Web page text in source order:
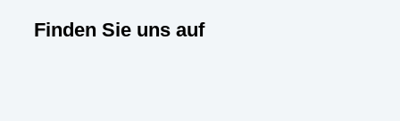
Finden Sie uns auf